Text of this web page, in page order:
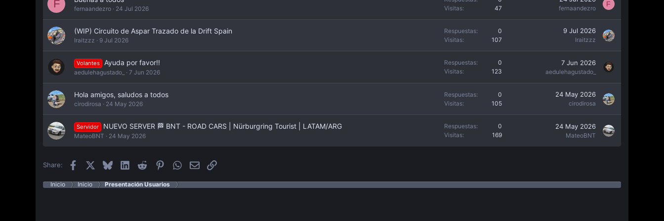
F fernaandezro 24 Jul 2026
Visitas
47 fernaandezro
F
(WIP) Circuito de Aspar Trazado de la Drift Spain
Iraitzzz 9 Jul 2026
Respuestas
0
Visitas
107
9 Jul 2026
Iraitzzz
Volantes Ayuda por favor!!
aedulehagustado_ 7 Jun 2026
Respuestas
0
Visitas
123
7 Jun 2026
aedulehagustado_
Hola amigos, saludos a todos
cirodirosa 24 May 2026
Respuestas
0
Visitas
105
24 May 2026
cirodirosa
Servidor NUEVO SERVER 🏁 BNT - ROAD CARS | Nürburgring Tourist | LATAM/ARG
MateoBNT 24 May 2026
Respuestas
0
Visitas
169
24 May 2026
MateoBNT
Share: Facebook Bluesky LinkedInReddit PinterestWhatsApp
Email Enlace
Inicio Inicio Presentación Usuarios